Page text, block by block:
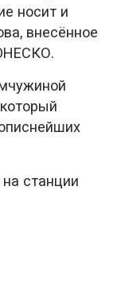
носит и
внесённое
станции